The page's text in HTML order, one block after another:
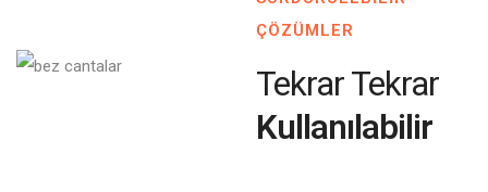
ÇÖZÜMLER
Tekrar Tekrar
Kullanılabilir